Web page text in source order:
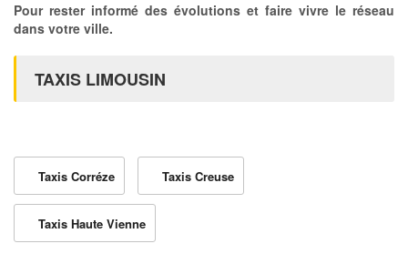
Pour rester informé des évolutions et faire vivre le réseau
dans votre ville.
TAXIS LIMOUSIN
Taxis Corréze Taxis Creuse
Taxis Haute Vienne